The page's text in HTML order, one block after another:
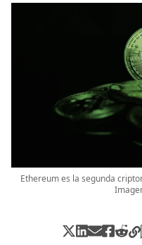
Ethereum es la segunda